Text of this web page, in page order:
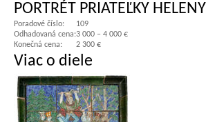
PORTRÉT PRIATEĽKY HELENY
Poradové číslo:
109
Odhadovaná cena:3 000 – 4 000 €
Konečná cena:
2 300 €
Viac o diele